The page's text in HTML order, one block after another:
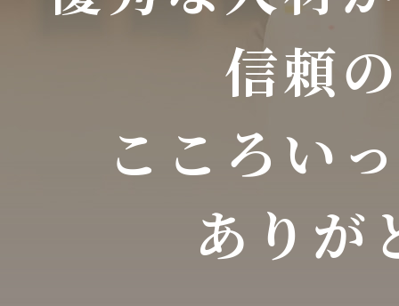
信頼
こころい
ありが